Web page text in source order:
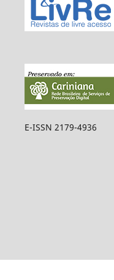
E-ISSN 2179-4936